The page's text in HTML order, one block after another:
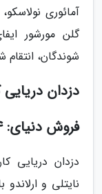
آمائوری
گلن مورشور
شوندگان،
دزدان دریایی
فروش دنیای: 4 میلیارد و 505 میلیون دلار
دزدان دریایی
نایتلی و